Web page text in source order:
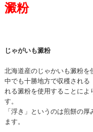
澱粉
じゃがいも澱粉
北海道産のじゃかいも澱粉を
中でも十勝地方で収穫される
れる澱粉を使用することによ
す。
「浮き」というのは煎餅の
ま す。